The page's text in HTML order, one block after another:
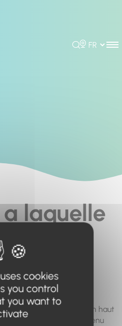
Rechercher
Choisir la
laquelle
à
n'existe
plus.
le moteur de recherche en haut
pour trouver le contenu
cookies
you control
you want to